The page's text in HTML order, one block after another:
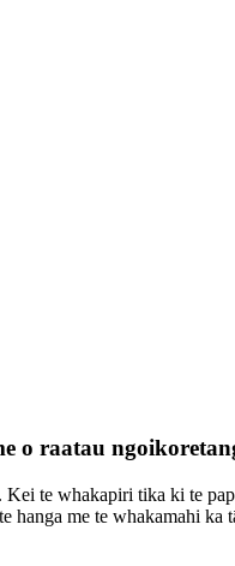
o raatau
te whakapiri tika ki te
hanga me te whakamahi ka